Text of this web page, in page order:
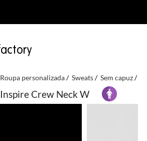
Roupa personalizada Sweats Sem capuz
Crew Neck W